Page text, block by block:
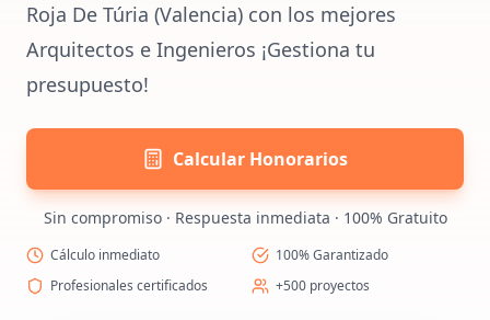
Roja De Túria (Valencia) con los mejores
Arquitectos e Ingenieros ¡Gestiona tu
presupuesto!
Calcular Honorarios
Sin compromiso · Respuesta inmediata · 100% Gratuito
Cálculo inmediato
100% Garantizado
Profesionales certificados
+500 proyectos